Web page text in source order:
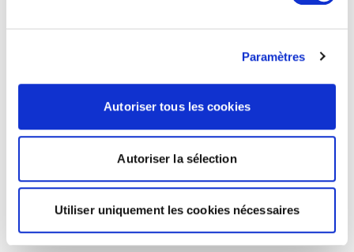
Paramètres
Autoriser tous les cookies
Autoriser la sélection
Utiliser uniquement les cookies nécessaires